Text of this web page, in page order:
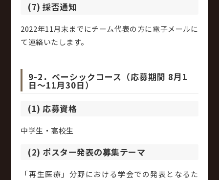
(7) 採否通知
2022年11月末までにチーム代表の方に電子メールに
て連絡いたします。
9-2．ベーシックコース（応募期間 8月1
日～11月30日）
(1) 応募資格
中学生・高校生
(2) ポスター発表の募集テーマ
「再生医療」分野における学会での発表となるた